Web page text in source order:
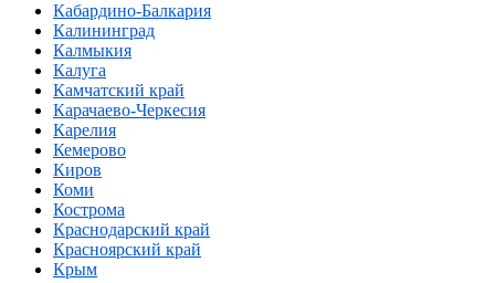
Кабардино-Балкария
Калининград
Калмыкия
Калуга
Камчатский край
Карачаево-Черкесия
Карелия
Кемерово
Киров
Коми
Кострома
Краснодарский край
Красноярский край
Крым